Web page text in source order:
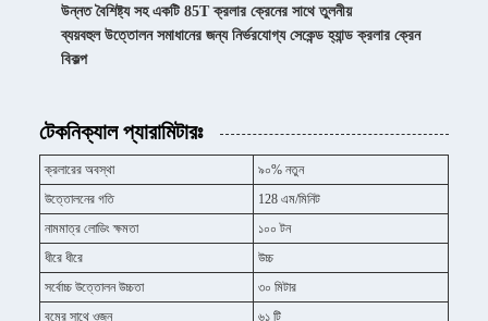
উন্নত বৈশিষ্ট্য সহ একটি 85T ক্রলার ক্রেনের সাথে তুলনীয়
ব্যয়বহুল উত্তোলন সমাধানের জন্য নির্ভরযোগ্য সেকেন্ড হ্যান্ড ক্রলার ক্রেন
বিকল্প
টেকনিক্যাল প্যারামিটারঃ
ক্রলারের অবস্থা
৯০% নতুন
উত্তোলনের গতি
128 এম/মিনিট
নামমাত্র লোডিং ক্ষমতা
১০০ টন
ধীরে ধীরে
উচ্চ
সর্বোচ্চ উত্তোলন উচ্চতা
৩০ মিটার
বুমের সাথে ওজন
৬১ টি